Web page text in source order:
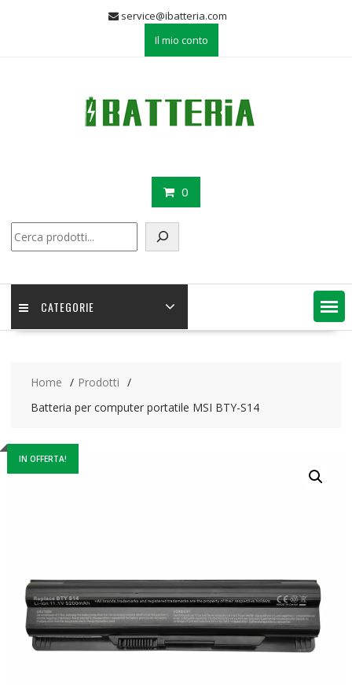
service@ibatteria.com
Il mio conto
0
CATEGORIE
Home
Prodotti
Batteria per computer portatile MSI BTY-S14
IN OFFERTA!